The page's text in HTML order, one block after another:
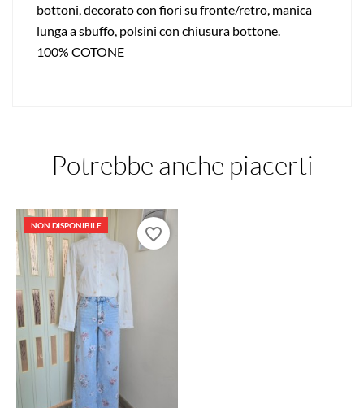
bottoni, decorato con fiori su fronte/retro, manica
lunga a sbuffo, polsini con chiusura bottone.
100% COTONE
Potrebbe anche piacerti
NON DISPONIBILE favorite_border